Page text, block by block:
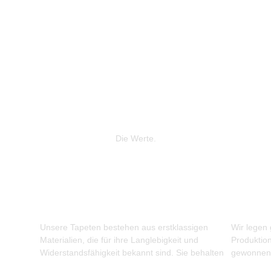
Die Werte.
Unsere Tapeten bestehen aus erstklassigen
Materialien, die für ihre Langlebigkeit und
Widerstandsfähigkeit bekannt sind. Sie behalten
Wir legen